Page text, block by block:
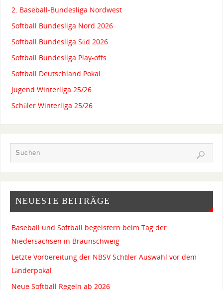
2. Baseball-Bundesliga Nordwest
Softball Bundesliga Nord 2026
Softball Bundesliga Süd 2026
Softball Bundesliga Play-offs
Softball Deutschland Pokal
Jugend Winterliga 25/26
Schüler Winterliga 25/26
NEUESTE BEITRÄGE
Baseball und Softball begeistern beim Tag der
Niedersachsen in Braunschweig
Letzte Vorbereitung der NBSV Schüler Auswahl vor dem
Länderpokal
Neue Softball Regeln ab 2026